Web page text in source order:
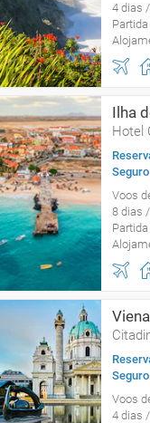
4 dias
Ilha
Hotel
Voos
8 dias
Viena
Voos
4 dias